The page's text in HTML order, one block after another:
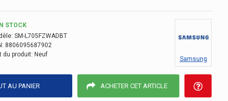
STOCK
SM-L705FZWADBT
8806095687902
du produit: Neuf
Samsung
AU PANIER ACHETER CET ARTICLE